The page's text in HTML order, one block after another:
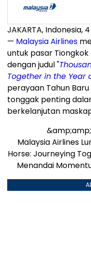
JAKARTA, Indonesia,
— Malaysia Airlines
untuk pasar
dengan judul "
Together in the Year
perayaan Tahun
tonggak penting
berkelanjutan
Malaysia Airlines
Horse: Journeying
Menandai